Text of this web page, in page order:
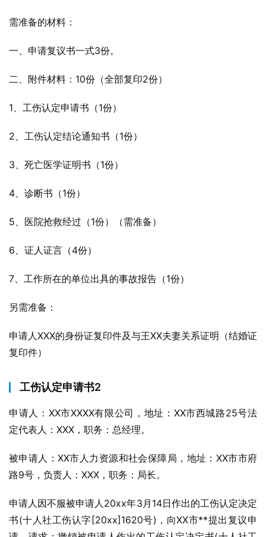
需准备的材料：
一、申请复议书一式3份。
二、附件材料：10份（全部复印2份）
1、工伤认定申请书（1份）
2、工伤认定结论通知书（1份）
3、死亡医学证明书（1份）
4、诊断书（1份）
5、医院抢救经过（1份）（需准备）
6、证人证言（4份）
7、工作所在的单位出具的事故报告（1份）
另需准备：
申请人XXX的身份证复印件及与王XX夫妻关系证明（结婚证
复印件）
工伤认定申请书2
申请人：XX市XXXX有限公司，地址：XX市西城路25号法
定代表人：XXX，职务：总经理。
被申请人：XX市人力资源和社会保障局，地址：XX市市府
路9号，负责人：XXX，职务：局长。
申请人因不服被申请人20xx年3月14日作出的工伤认定决定
书(十人社工伤认字[20xx]1620号)，向XX市**提出复议申